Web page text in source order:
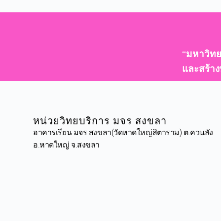
n
“มหาวิท
และสร้า
หน่วยวิทยบริการ มจร สงขลา
อาคารเรียน มจร สงขลา(วัดหาดใหญ่สิตาราม) ต.ควนลัง
อ.หาดใหญ่ จ.สงขลา